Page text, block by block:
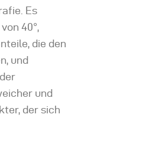
Es
40°,
die den
und
und
der sich